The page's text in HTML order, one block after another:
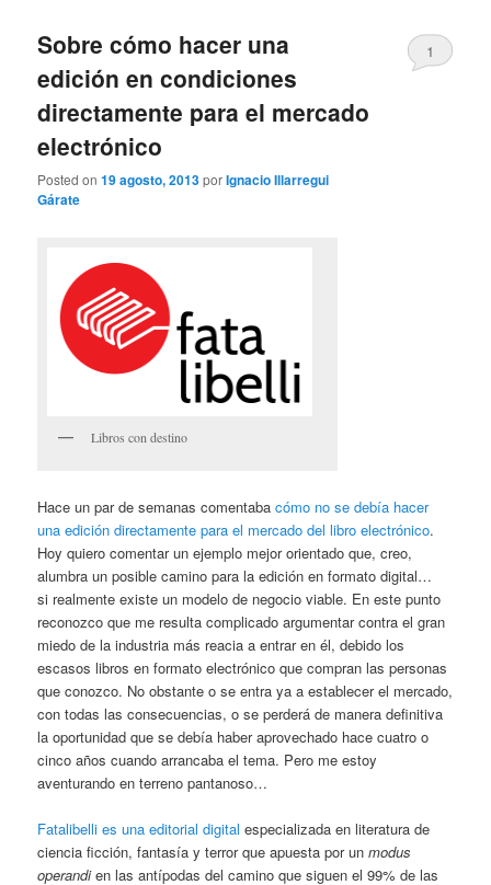
Sobre cómo hacer una
edición en condiciones
directamente para el mercado
electrónico
Posted on19 agosto, 2013porIgnacio Illarregui
Gárate
1
Libros con destino
Hace un par de semanas comentabacómo no se debía hacer
una edición directamente para el mercado del libro electrónico.
Hoy quiero comentar un ejemplo mejor orientado que, creo,
alumbra un posible camino para la edición en formato digital…
si realmente existe un modelo de negocio viable. En este punto
reconozco que me resulta complicado argumentar contra el gran
miedo de la industria más reacia a entrar en él, debido los
escasos libros en formato electrónico que compran las personas
que conozco. No obstante o se entra ya a establecer el mercado,
con todas las consecuencias, o se perderá de manera definitiva
la oportunidad que se debía haber aprovechado hace cuatro o
cinco años cuando arrancaba el tema. Pero me estoy
aventurando en terreno pantanoso…
Fatalibelli es una editorial digital especializada en literatura de
ciencia ficción, fantasía y terror que apuesta por unmodus
operandien las antípodas del camino que siguen el 99% de las